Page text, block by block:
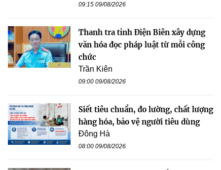
09:15 09/08/2026
Thanh tra tỉnh Điện Biên xây dựng
văn hóa đọc pháp luật từ mỗi công
chức
Trần Kiên
09:00 09/08/2026
Siết tiêu chuẩn, đo lường, chất lượng
hàng hóa, bảo vệ người tiêu dùng
Đông Hà
08:00 09/08/2026